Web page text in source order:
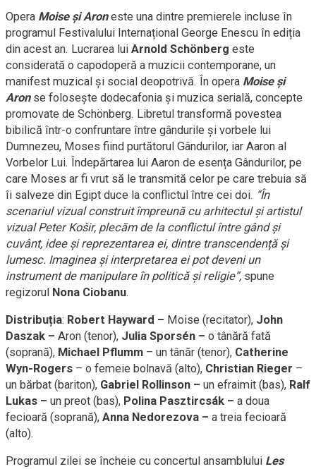
Opera Moise și Aroneste una dintre premierele incluse în
programul Festivalului Internațional George Enescu în ediția
din acest an. Lucrarea lui Arnold Schönberg este
considerată o capodoperă a muzicii contemporane, un
manifest muzical și social deopotrivă. În opera Moise și
Aronse folosește dodecafonia și muzica serială, concepte
promovate de Schönberg. Libretul transformă povestea
bibilică într-o confruntare între gândurile și vorbele lui
Dumnezeu, Moses fiind purtătorul Gândurilor, iar Aaron al
Vorbelor Lui. Îndepărtarea lui Aaron de esența Gândurilor, pe
care Moses ar fi vrut să le transmită celor pe care trebuia să
îi salveze din Egipt duce la conflictul între cei doi. “În
scenariul vizual construit împreună cu arhitectul și artistul
vizualPeterKošir, plecăm de la conflictul între gând și
cuvânt, idee și reprezentarea ei, dintre transcendență și
lumesc. Imaginea și interpretarea ei pot deveni un
instrument de manipulare în politică și religie”, spune
regizorul Nona Ciobanu.
Distribuția: Robert Hayward – Moise (recitator), John
Daszak – Aron (tenor), Julia Sporsén – o tânără fată
(soprană), Michael Pflumm – un tânăr (tenor), Catherine
Wyn-Rogers – o femeie bolnavă (alto), Christian Rieger –
un bărbat (bariton), Gabriel Rollinson – un efraimit (bas), Ralf
Lukas – un preot (bas), Polina Pasztircsák – a doua
fecioară (soprană), Anna Nedorezova – a treia fecioară
(alto).
Programul zilei se încheie cu concertul ansamblului Les